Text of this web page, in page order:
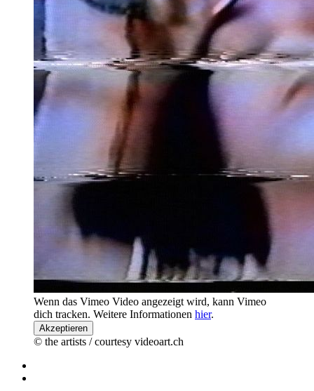
Wenn das Vimeo Video angezeigt wird, kann Vimeo
dich tracken. Weitere Informationen hier.
Akzeptieren
© the artists / courtesy videoart.ch